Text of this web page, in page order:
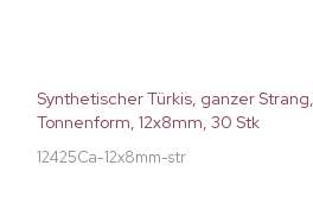
Synthetischer Türkis, ganzer
Tonnenform, 12x8mm, 30 Stk
12425Ca-12x8mm-str